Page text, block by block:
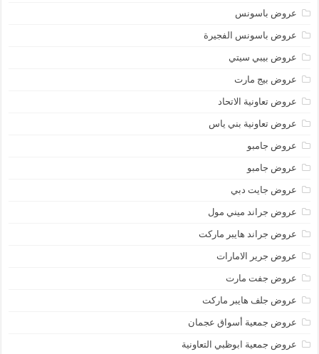
عروض باسونس
عروض باسونس الفجيرة
عروض بيبي سيتي
عروض بيج مارت
عروض تعاونية الاتحاد
عروض تعاونية بني ياس
عروض جامبو
عروض جامبو
عروض جايت دبي
عروض جراند ميني مول
عروض جراند هايبر ماركت
عروض جرير الامارات
عروض جفت مارت
عروض جلف هايبر ماركت
عروض جمعية أسواق عجمان
عروض جمعية ابوظبي التعاونية